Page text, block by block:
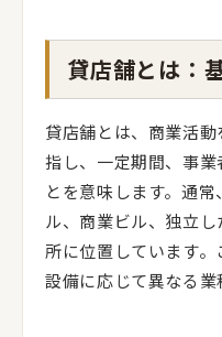
貸店舗とは：
貸店舗とは、商業活
指し、一定期間、事
とを意味します。通
ル、商業ビル、独立
所に位置しています。
設備に応じて異なる業